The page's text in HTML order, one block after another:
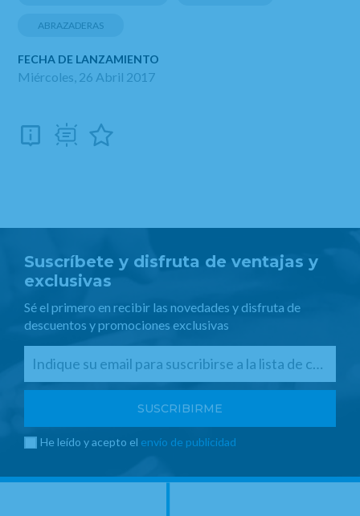
ABRAZADERAS
FECHA DE LANZAMIENTO
Miércoles, 26 Abril 2017
Suscríbete y disfruta de ventajas y
exclusivas
Sé el primero en recibir las novedades y disfruta de
descuentos y promociones exclusivas
He leído y acepto el envío de publicidad